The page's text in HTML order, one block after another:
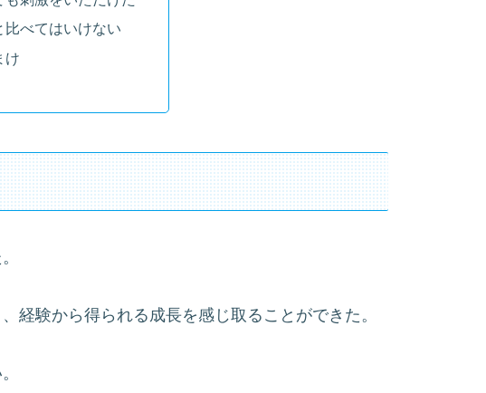
比べてはいけない
け
経験から得られる成長を感じ取ることができた。